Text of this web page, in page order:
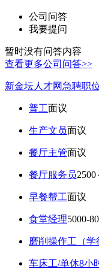
公司问答
我要提问
暂时没有问答内容
查看更多公司问答>>
新金坛人才网急聘职
普工面议
生产文员面议
餐厅主管面议
餐厅服务员2500
早餐帮工面议
食堂经理5000-
磨削操作工（
车床工/单休8小